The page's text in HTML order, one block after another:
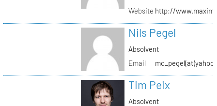
Website http://
Nils Pegel
Absolvent
Email
Tim Peix
Absolvent